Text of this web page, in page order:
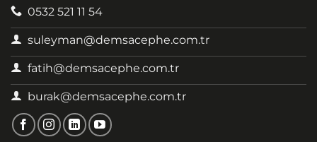
0532 521 11 54
suleyman@demsacephe.com.tr
fatih@demsacephe.com.tr
burak@demsacephe.com.tr